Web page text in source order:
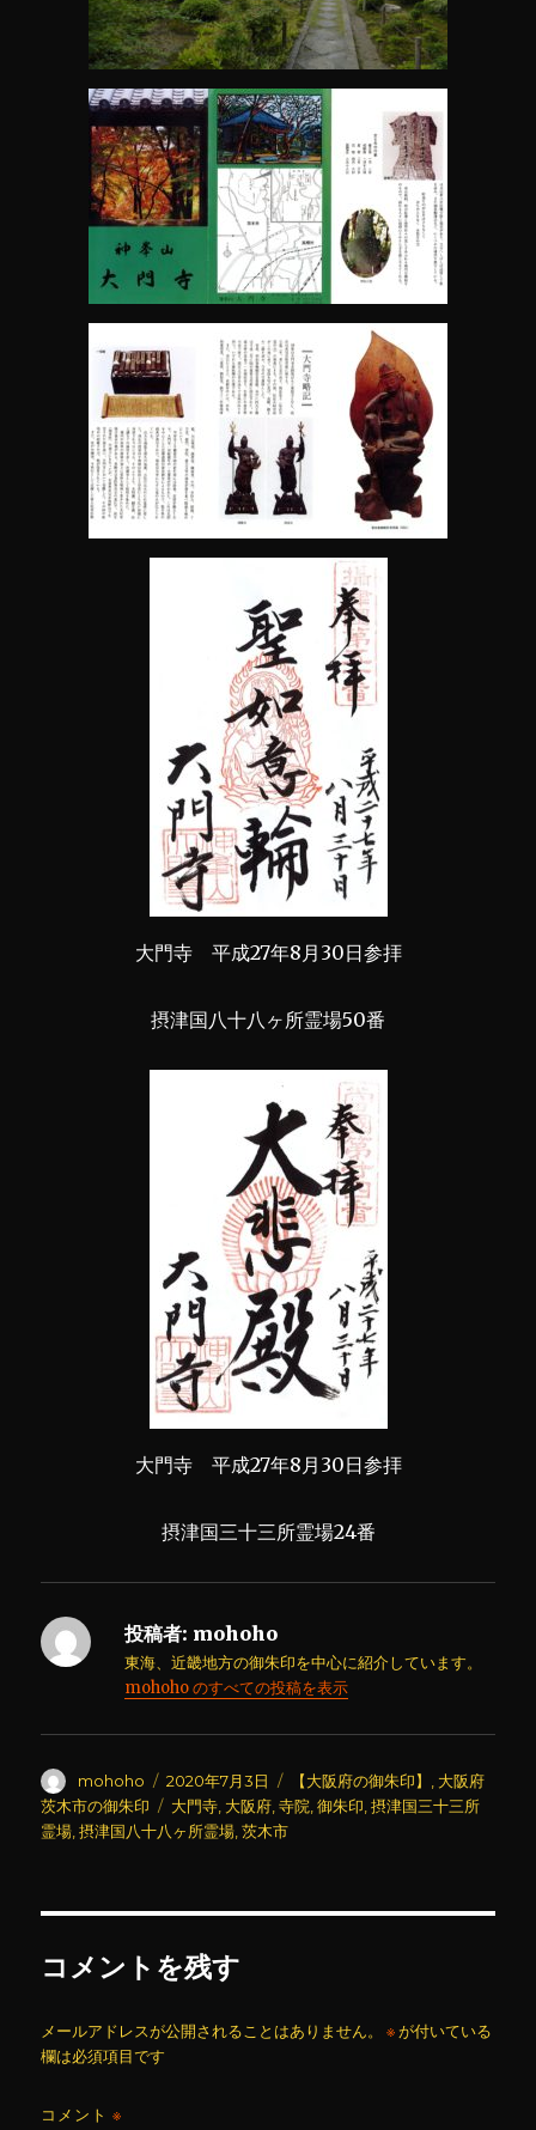
大門寺 平成27年8月30日参拝
摂津国八十八ヶ所霊場50番
大門寺 平成27年8月30日参拝
摂津国三十三所霊場24番
投稿者: mohoho
東海、近畿地方の御朱印を中心に紹介しています。
mohoho のすべての投稿を表示
投
稿
者
mohoho
投
稿
日:
2020年7月3日
カ
テ
【大阪府の御朱印】
大阪府
茨木市の御朱印
タ
グ
大門寺 大阪府 ,寺院 ,御朱印 ,摂津国三十三所
霊場 ,摂津国八十八ヶ所霊場 ,茨木市
コメントを残す
メールアドレスが公開されることはありません。 ※が付いている
欄は必須項目です
コメント※